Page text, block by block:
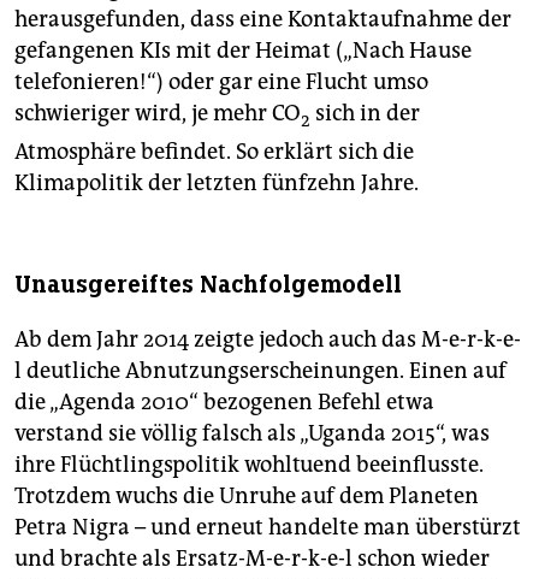
herausgefunden, dass eine Kontaktaufnahme der
gefangenen KIs mit der Heimat („Nach Hause
telefonieren!“) oder gar eine Flucht umso
schwieriger wird, je mehr CO2 sich in der
Atmosphäre befindet. So erklärt sich die
Klimapolitik der letzten fünfzehn Jahre.
Unausgereiftes Nachfolgemodell
Ab dem Jahr 2014 zeigte jedoch auch das M-e-r-k-e-
l deutliche Abnutzungserscheinungen. Einen auf
die „Agenda 2010“ bezogenen Befehl etwa
verstand sie völlig falsch als „Uganda 2015“, was
ihre Flüchtlingspolitik wohltuend beeinflusste.
Trotzdem wuchs die Unruhe auf dem Planeten
Petra Nigra – und erneut handelte man überstürzt
und brachte als Ersatz-M-e-r-k-e-l schon wieder